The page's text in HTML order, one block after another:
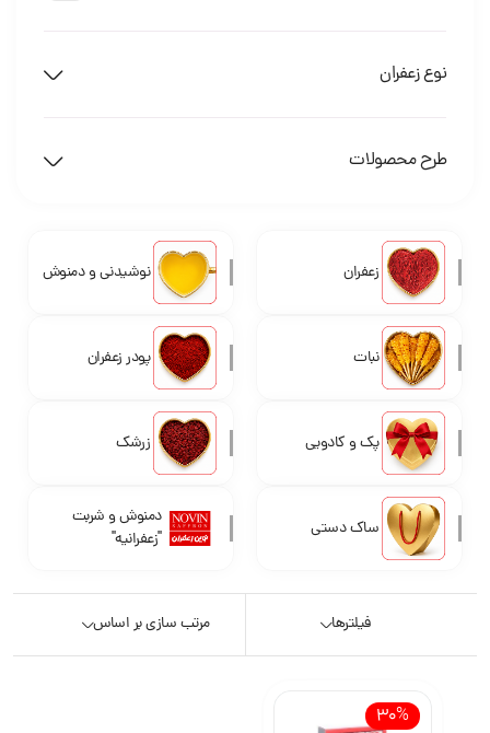
نوع زعفران
طرح محصولات
زعفران نوشیدنی و دمنوش
نبات پودر زعفران
پک و کادویی زرشک
ساک دستی
دمنوش و شربت
"زعفرانیه"
فیلترها مرتب سازی بر اساس
30%